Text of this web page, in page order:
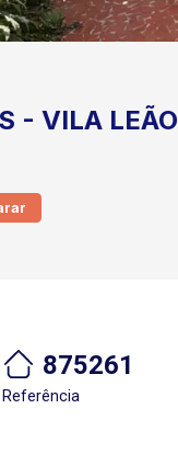
- VILA LEÃO
875261
Referência